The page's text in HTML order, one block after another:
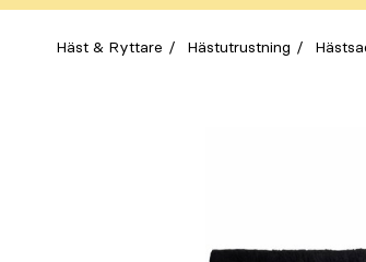
Häst & Ryttare Hästutrustning